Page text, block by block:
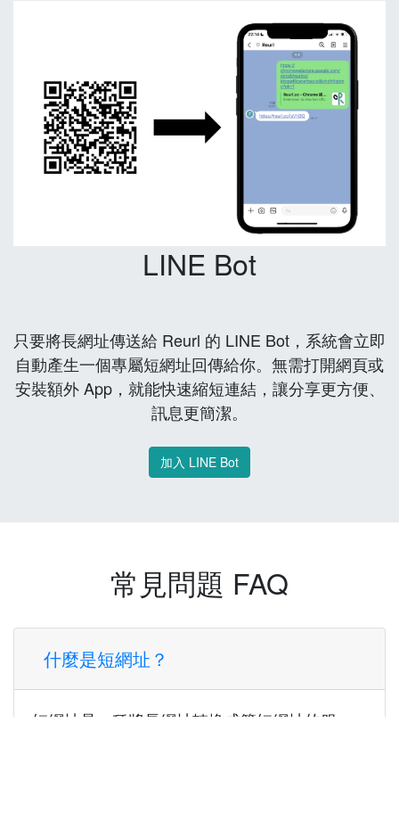
LINE Bot
只要將長網址傳送給 Reurl 的 LINE Bot，系統會立即
自動產生一個專屬短網址回傳給你。無需打開網頁或
安裝額外 App，就能快速縮短連結，讓分享更方便、
訊息更簡潔。
加入 LINE Bot
常見問題 FAQ
什麼是短網址？
短網址是一種將長網址轉換成簡短網址的服